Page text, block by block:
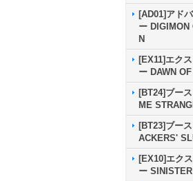
[AD01]アド
ー DIGIMON
N
[EX11]エク
ー DAWN
[BT24]ブー
ME
[BT23]ブー
ACKERS'
[EX10]エク
ー